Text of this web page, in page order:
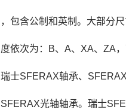
，包含公制和英制。大部分
度依次为：B、A、XA、ZA
瑞士SFERAX轴承、
SFERAX光轴轴承。瑞士